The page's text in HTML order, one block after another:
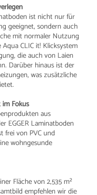
ist nicht nur für
geeignet, sondern auch
mit normaler Nutzung
CLIC it! Klicksystem
die auch von Laien
Darüber hinaus ist der
was zusätzliche
Fokus
aus
EGGER Laminatboden
frei von PVC und
wohngesunde
Fläche von 2,535 m²
empfehlen wir die